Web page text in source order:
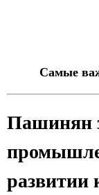
Самые
Пашинян